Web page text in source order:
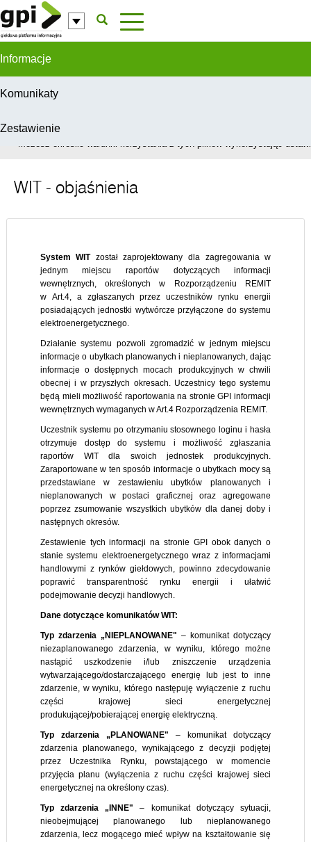
Przejdź do komentarzy
Informacje
Komunikaty
Zestawienie
W celu świadczenia usług na najwyższym poziomie, serwis GPI
Możesz określić warunki korzystania z tych plików wykorzystując
WIT - objaśnienia
System WITzostał zaprojektowany dla zagregowania w
jednym miejscu raportów dotyczących informacji
wewnętrznych, określonych w Rozporządzeniu REMIT
w Art.4, a zgłaszanych przez uczestników rynku energii
posiadających jednostki wytwórcze przyłączone do systemu
elektroenergetycznego.
Działanie systemu pozwoli zgromadzić w jednym miejscu
informacje o ubytkach planowanych i nieplanowanych, dając
informacje o dostępnych mocach produkcyjnych w chwili
obecnej i w przyszłych okresach. Uczestnicy tego systemu
będą mieli możliwość raportowania na stronie GPI informacji
wewnętrznych wymaganych w Art.4 Rozporządzenia REMIT.
Uczestnik systemu po otrzymaniu stosownego loginu i hasła
otrzymuje dostęp do systemu i możliwość zgłaszania
raportów WIT dla swoich jednostek produkcyjnych.
Zaraportowane w ten sposób informacje o ubytkach mocy są
przedstawiane w zestawieniu ubytków planowanych i
nieplanowanych w postaci graficznej oraz agregowane
poprzez zsumowanie wszystkich ubytków dla danej doby i
następnych okresów.
Zestawienie tych informacji na stronie GPI obok danych o
stanie systemu elektroenergetycznego wraz z informacjami
handlowymi z rynków giełdowych, powinno zdecydowanie
poprawić transparentność rynku energii i ułatwić
podejmowanie decyzji handlowych.
Dane dotyczące komunikatów WIT:
Typ zdarzenia „NIEPLANOWANE" – komunikat dotyczący
niezaplanowanego zdarzenia, w wyniku, którego możne
nastąpić uszkodzenie i/lub zniszczenie urządzenia
wytwarzającego/dostarczającego energię lub jest to inne
zdarzenie, w wyniku, którego następuję wyłączenie z ruchu
części krajowej sieci energetycznej
produkującej/pobierającej energię elektryczną.
Typ zdarzenia „PLANOWANE" – komunikat dotyczący
zdarzenia planowanego, wynikającego z decyzji podjętej
przez Uczestnika Rynku, powstającego w momencie
przyjęcia planu (wyłączenia z ruchu części krajowej sieci
energetycznej na określony czas).
Typ zdarzenia „INNE" – komunikat dotyczący sytuacji,
nieobejmującej planowanego lub nieplanowanego
zdarzenia, lecz mogącego mieć wpływ na kształtowanie się